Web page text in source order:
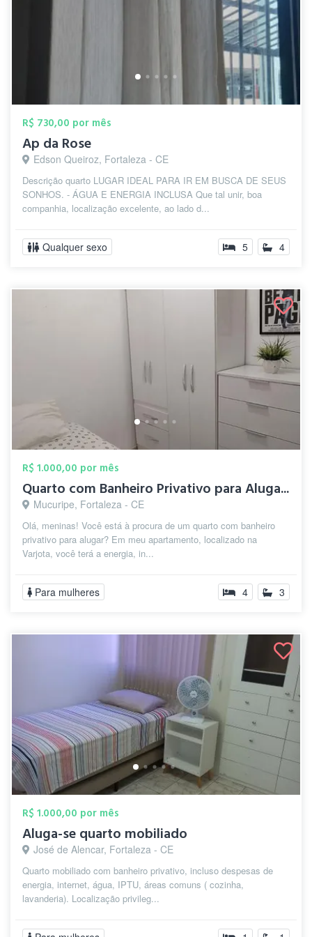
R$ 730,00 por mês
Ap da Rose
Edson Queiroz, Fortaleza - CE
Descrição quarto LUGAR IDEAL PARA IR EM BUSCA DE SEUS
SONHOS. - ÁGUA E ENERGIA INCLUSA Que tal unir, boa
companhia, localização excelente, ao lado d...
Qualquer sexo 5 4
R$ 1.000,00 por mês
Quarto com Banheiro Privativo para Aluga...
Mucuripe, Fortaleza - CE
Olá, meninas! Você está à procura de um quarto com banheiro
privativo para alugar? Em meu apartamento, localizado na
Varjota, você terá a energia, in...
Para mulheres 4 3
R$ 1.000,00 por mês
Aluga-se quarto mobiliado
José de Alencar, Fortaleza - CE
Quarto mobiliado com banheiro privativo, incluso despesas de
energia, internet, água, IPTU, áreas comuns ( cozinha,
lavanderia). Localização privileg...